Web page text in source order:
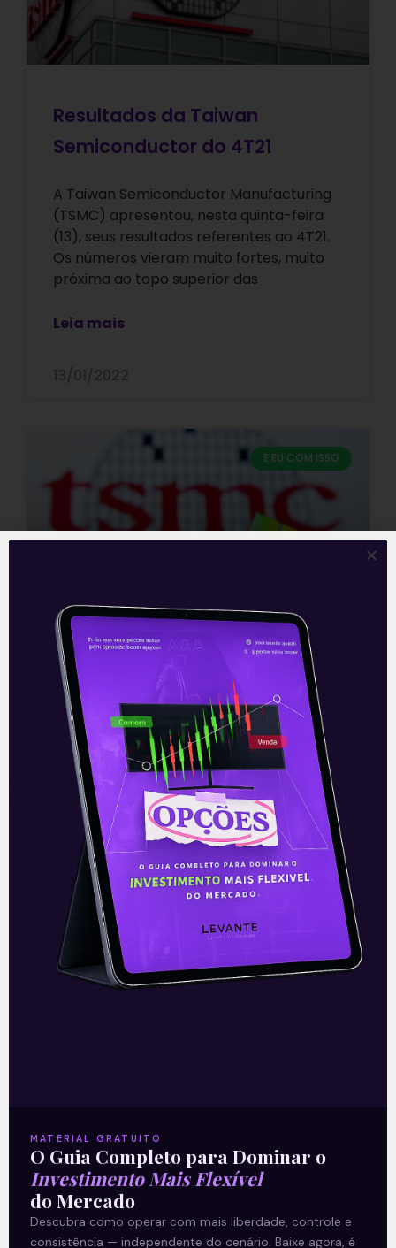
Resultados da Taiwan
Semiconductor do 4T21
A Taiwan Semiconductor Manufacturing
(TSMC) apresentou, nesta quinta-feira
(13), seus resultados referentes ao 4T21.
Os números vieram muito fortes, muito
próxima ao topo superior das
Leia mais
E EU COM ISSO
Taiwan Semiconductor
Manufacturing tem vendas
recorde no 4T21
A TSMC (Taiwan Semiconductor
Manufacturing) divulgou na madrugada
desta segunda-feira (10) uma prévia das
vendas de dezembro e do seu quarto
trimestre de 2021. O
Leia mais
10/01/2022
Resultados da Taiwan
MATERIAL GRATUITO
O Guia Completo para Dominar o
Investimento Mais Flexível
do Mercado
Descubra como operar com mais liberdade, controle e
consistência — independente do cenário. Baixe agora, é